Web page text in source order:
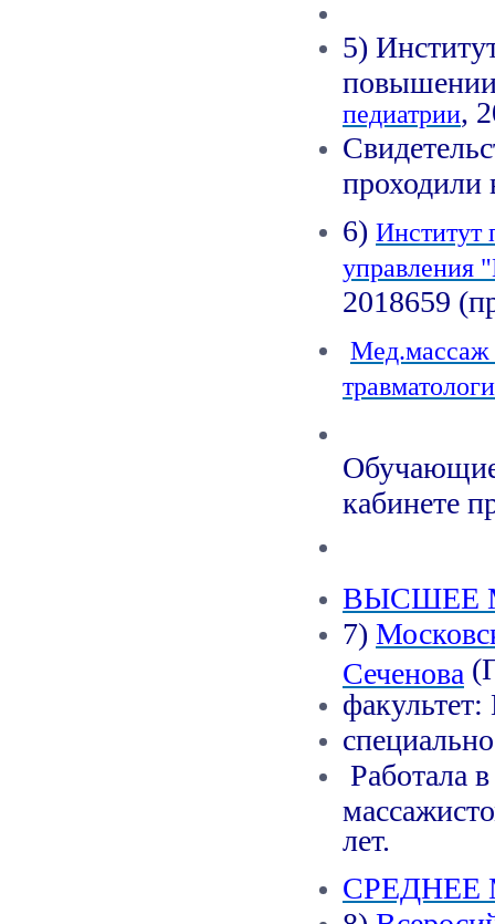
5)
педиатрии,
6) Институт
управления
2018659
Мед.массаж
кабинете
ВЫСШЕЕ
7)
Сеченова
Работала
лет.